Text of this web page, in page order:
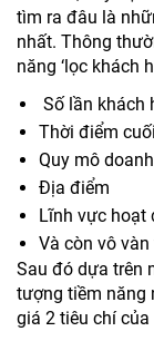
tìm ra đâu là
nhất. Thông
năng ‘lọc khách
Số lần khách
Thời điểm
Quy mô
Địa điểm
Lĩnh vực hoạt
Và còn vô
Sau đó dựa trên
tượng tiềm năng
giá 2 tiêu chí